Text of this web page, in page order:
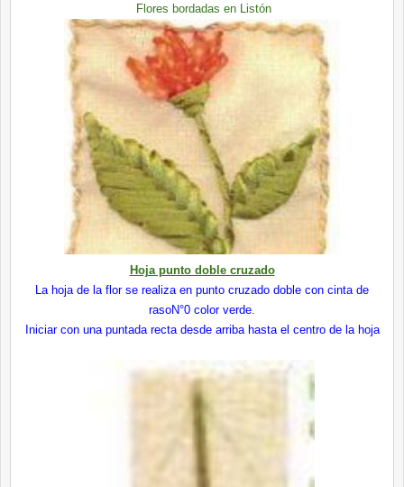
Flores bordadas en Listón
Hoja punto doble cruzado
La hoja de la flor se realiza en punto cruzado doble con cinta de
rasoN°0 color verde.
Iniciar con una puntada recta desde arriba hasta el centro de la hoja